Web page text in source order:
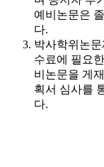
예비논문은
다.
박사학위논
수료에 필요
비논문을 게
획서 심사를
다.